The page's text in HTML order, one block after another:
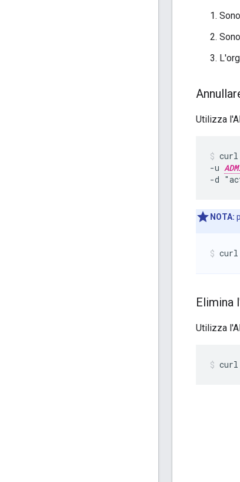
Utilizza
curl
-u
-d
NOTA:
Elimina
Utilizza